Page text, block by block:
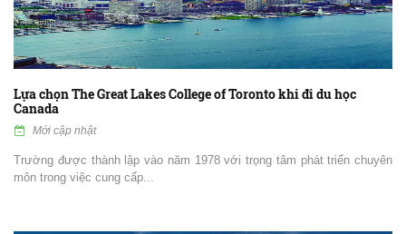
Lựa chọn The Great Lakes College of Toronto khi đi du học
Canada
Mới cập nhật
Trường được thành lập vào năm 1978 với trọng tâm phát triển chuyên
môn trong việc cung cấp...